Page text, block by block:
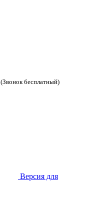
(Звонок бесплатный)
Версия для